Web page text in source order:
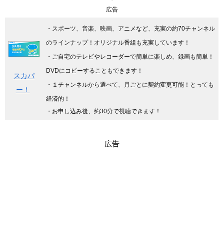
広告
スカパ
ー！
・スポーツ、音楽、映画、アニメなど、充実の約70チャンネル
のラインナップ！オリジナル番組も充実しています ！
・ご自宅のテレビやレコーダーで簡単に楽しめ、録画も簡単！
DVDにコピーすることもできます！
・１チャンネルから選べて、月ごとに契約変更可能！とっても
経済的！
・お申し込み後、約30分で視聴できます！
広告